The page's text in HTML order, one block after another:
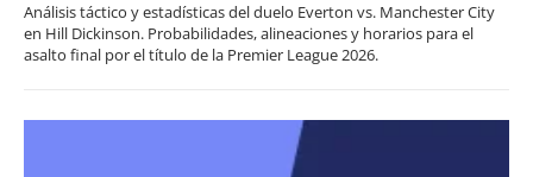
Análisis táctico y estadísticas del duelo Everton vs. Manchester City
en Hill Dickinson. Probabilidades, alineaciones y horarios para el
asalto final por el título de la Premier League 2026.